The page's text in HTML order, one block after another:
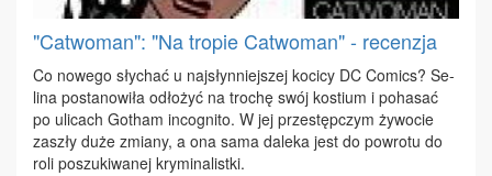
"Catwoman": "Na tropie Catwoman" - recenzja
Co no­we­go sły­chać u naj­słyn­niej­szej ko­ci­cy DC Co­mics? Se­
li­na po­sta­no­wi­ła odło­żyć na tro­chę swój ko­stium i po­ha­sać
po uli­cach Go­tham in­co­gni­to. W jej prze­stęp­czym ży­wo­cie
za­szły du­że zmia­ny, a ona sa­ma da­le­ka jest do po­wro­tu do
ro­li po­szu­ki­wa­nej kry­mi­na­list­ki.